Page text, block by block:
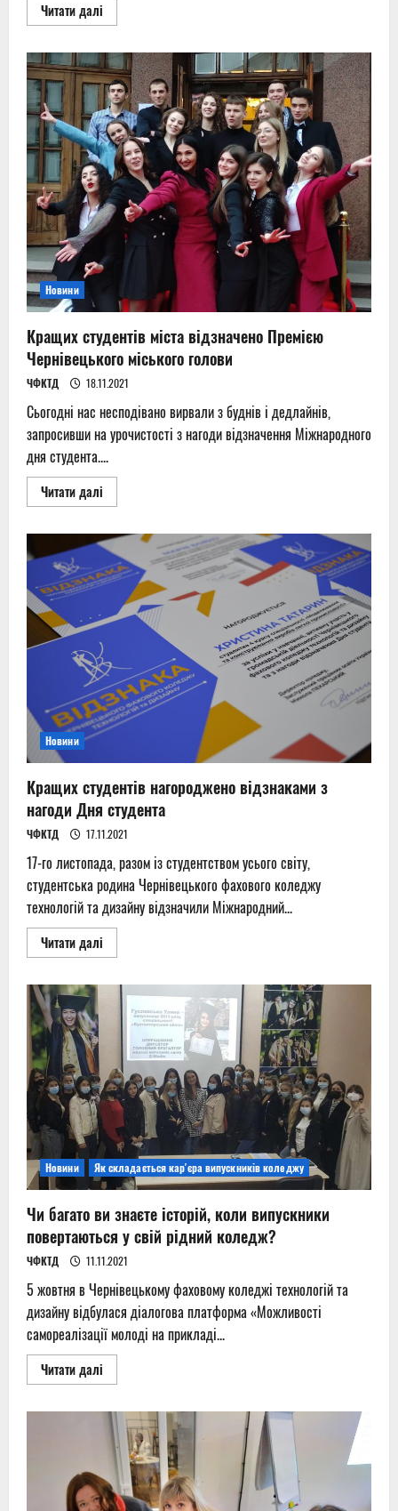
Читати далі
more
до
свободи
Новини
Кращих студентів міста відзначено Премією
Чернівецького міського голови
ЧФКТД 18.11.2021
Сьогодні нас несподівано вирвали з буднів і дедлайнів,
запросивши на урочистості з нагоди відзначення Міжнародного
дня студента....
Читати далі
more
студентів
міста
відзначено
Премією
Чернівецького
міського
голови
Новини
Кращих студентів нагороджено відзнаками з
нагоди Дня студента
ЧФКТД 17.11.2021
17-го листопада, разом із студентством усього світу,
студентська родина Чернівецького фахового коледжу
технологій та дизайну відзначили Міжнародний...
Читати далі
more
студентів
нагороджено
відзнаками
Дня
студента
Новини Як складається кар'єра випускників коледжу
Чи багато ви знаєте історій, коли випускники
повертаються у свій рідний коледж?
ЧФКТД 11.11.2021
5 жовтня в Чернівецькому фаховому коледжі технологій та
дизайну відбулася діалогова платформа «Можливості
самореалізації молоді на прикладі...
Читати далі
more
багато
ви
знаєте
історій,
коли
випускники
повертаються
у